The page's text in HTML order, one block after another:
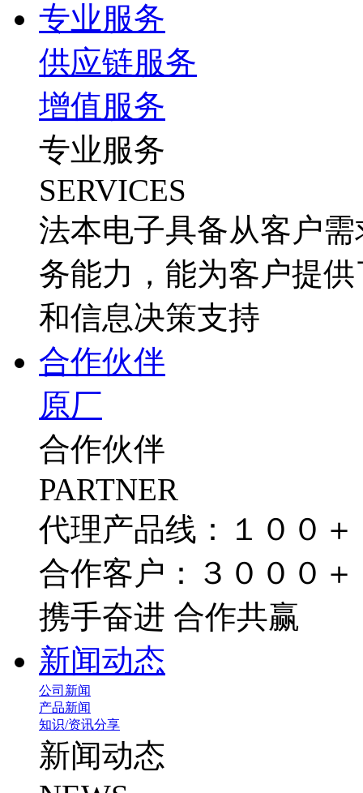
专业服务
供应链服务
增值服务
专业服务
SERVICES
法本电子具备从客户
务能力，能为客户提
和信息决策支持
合作伙伴
原厂
合作伙伴
PARTNER
代理产品线：１００＋
合作客户：３０００＋
携手奋进 合作共赢
新闻动态
公司新闻
产品新闻
知识/资讯分享
新闻动态